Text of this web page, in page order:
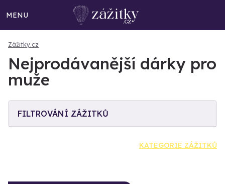
MENU
Zážitky.cz
Nejprodávanější dárky pro
muže
FILTROVÁNÍ ZÁŽITKŮ
KATEGORIE ZÁŽITKŮ